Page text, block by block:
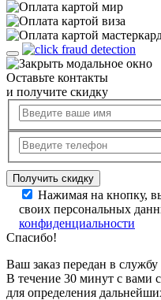
Оставьте контакты
и получите скидку
Нажимая на кнопку,
своих персональных
конфиденциальности
Спасибо!
Ваш заказ передан в
В течение 30 минут с вами
для определения